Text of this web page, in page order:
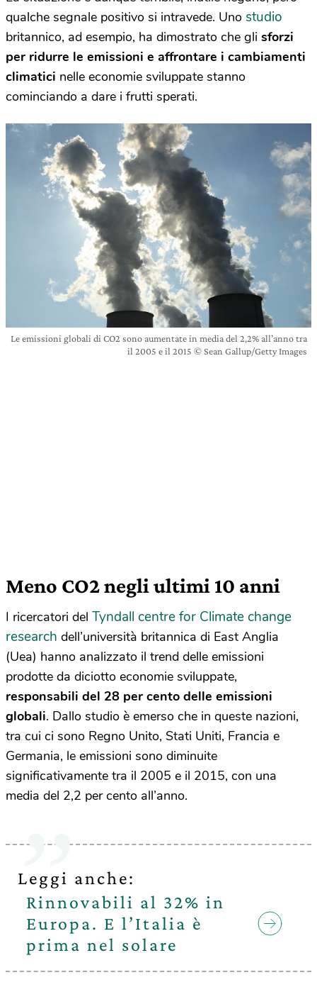
qualche segnale positivo si intravede. Uno studio
britannico, ad esempio, ha dimostrato che gli sforzi
per ridurre le emissioni e affrontare i cambiamenti
climatici nelle economie sviluppate stanno
cominciando a dare i frutti sperati.
Le emissioni globali di CO2 sono aumentate in media del 2,2% all’anno tra
il 2005 e il 2015 © Sean Gallup/Getty Images
Meno CO2 negli ultimi 10 anni
I ricercatori del Tyndall centre for Climate change
research dell’università britannica di East Anglia
(Uea) hanno analizzato il trend delle emissioni
prodotte da diciotto economie sviluppate,
responsabili del 28 per cento delle emissioni
globali. Dallo studio è emerso che in queste nazioni,
tra cui ci sono Regno Unito, Stati Uniti, Francia e
Germania, le emissioni sono diminuite
significativamente tra il 2005 e il 2015, con una
media del 2,2 per cento all’anno.
Leggi anche:
Rinnovabili al 32% in
Europa. E l’Italia è
prima nel solare